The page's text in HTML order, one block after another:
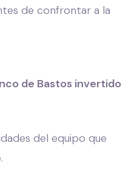
de confrontar a la
de Bastos invertido
del equipo que